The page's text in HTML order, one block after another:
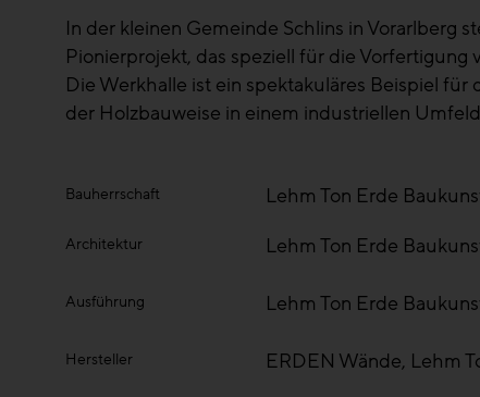
In der kleinen Gemeinde Schlins in Vorarlberg
Pionierprojekt, das speziell für die
Die Werkhalle ist ein spektakuläres Beispiel
der Holzbauweise in einem industriellen
Bauherrschaft Lehm Ton Erde
Architektur Lehm Ton Erde
Ausführung Lehm Ton Erde
Hersteller ERDEN Wände, Lehm